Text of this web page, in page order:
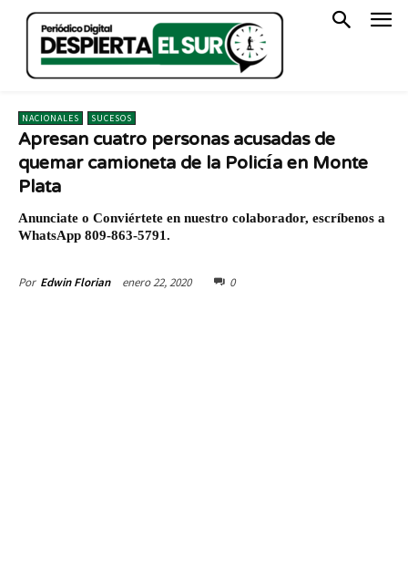
NACIONALES SUCESOS
Apresan cuatro personas acusadas de
quemar camioneta de la Policía en Monte
Plata
Anunciate o Conviértete en nuestro colaborador, escríbenos a
WhatsApp 809-863-5791.
Por Edwin Florian enero 22, 2020 0